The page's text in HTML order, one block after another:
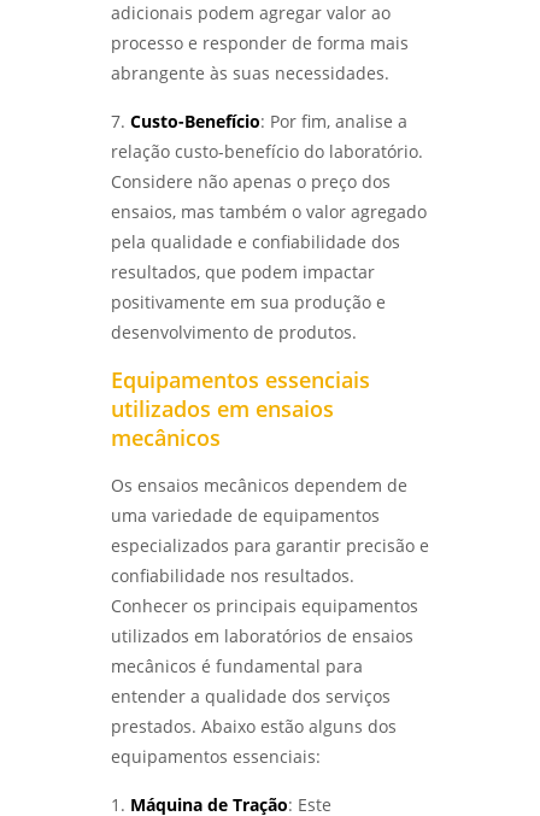
ENSAIOS FÍSICOS MECÂNICOS: COMO
GARANTIR A QUALIDADE E A SEGURANÇA DOS
MATERIAIS - LABMETAL
ENTENDA O ENSAIO DE CORROSÃO POR PITE E
SUA IMPORTÂNCIA NA INDÚSTRIA - LABMETAL
ANÁLISE DE FALHAS EM ENGRENAGENS:
COMO IDENTIFICAR E CORRIGIR PROBLEMAS -
LABMETAL
ANÁLISE DE FALHAS EM EQUIPAMENTOS
ELÉTRICOS: IDENTIFICANDO PROBLEMAS E
COMO REALIZAR UM ENSAIO DE CORROSÃO
ACELERADA EFICIENTE - LABMETAL
QUALIFICAÇÃO DE EPS GARANTE EFICIÊNCIA E
SEGURANÇA NA CONSTRUÇÃO - LABMETAL
COMO ESCOLHER EMPRESAS DE ENSAIOS NÃO
DESTRUTIVOS COM QUALIDADE - LABMETAL
COMO A ANÁLISE METALOGRÁFICA
TRANSFORMA A INDÚSTRIA METALÚRGICA -
LABMETAL
ANÁLISE DE FALHAS EM MÁQUINAS E
EQUIPAMENTOS: COMO EVITAR PROBLEMAS E
adicionais podem agregar valor ao
processo e responder de forma mais
abrangente às suas necessidades.
7. Custo-Benefício: Por fim, analise a
relação custo-benefício do laboratório.
Considere não apenas o preço dos
ensaios, mas também o valor agregado
pela qualidade e confiabilidade dos
resultados, que podem impactar
positivamente em sua produção e
desenvolvimento de produtos.
Equipamentos essenciais
utilizados em ensaios
mecânicos
Os ensaios mecânicos dependem de
uma variedade de equipamentos
especializados para garantir precisão e
confiabilidade nos resultados.
Conhecer os principais equipamentos
utilizados em laboratórios de ensaios
mecânicos é fundamental para
entender a qualidade dos serviços
prestados. Abaixo estão alguns dos
equipamentos essenciais:
1. Máquina de Tração: Este